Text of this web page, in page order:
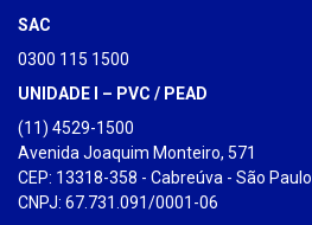
SAC
0300 115 1500
UNIDADE I – PVC / PEAD
(11) 4529-1500
Avenida Joaquim Monteiro, 571
CEP: 13318-358 - Cabreúva - São Paulo
CNPJ: 67.731.091/0001-06